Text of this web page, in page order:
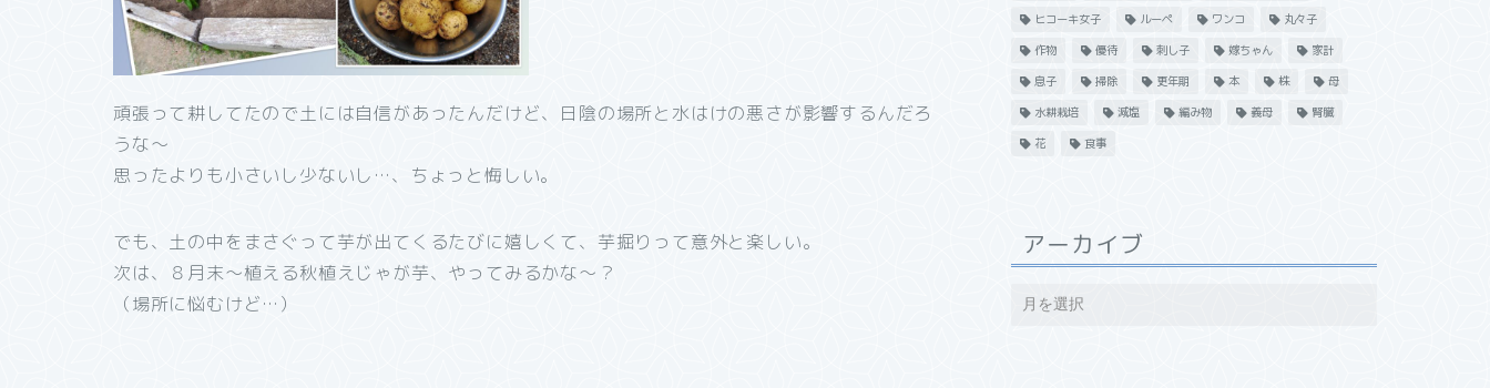
頑張って耕してたので土には自信があったんだけど、日陰の場所と水はけの悪さが影響するんだろ
うな～
思ったよりも小さいし少ないし…、ちょっと悔しい。
でも、土の中をまさぐって芋が出てくるたびに嬉しくて、芋掘りって意外と楽しい。
次は、８月末～植える秋植えじゃが芋、やってみるかな～？
（場所に悩むけど…）
ヒコーキ女子
ルーペ ワンコ
丸々子
作物
優待 刺し子 嫁ちゃん
家計
息子
掃除 更年期 本 株
母
水耕栽培
減塩 編み物 義母
腎臓
花
食事
アーカイブ